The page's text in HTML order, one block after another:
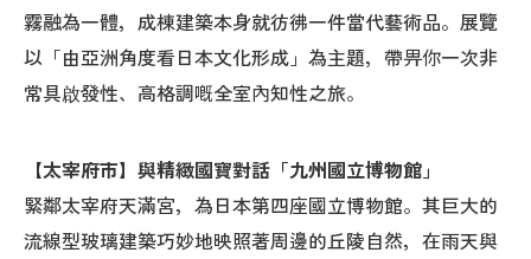
霧融為一體，成棟建築本身就彷彿一件當代藝術品。展覽
以「由亞洲角度看日本文化形成」為主題，帶畀你一次非
常具啟發性、高格調嘅全室內知性之旅。
【太宰府市】與精緻國寶對話「九州國立博物館」
緊鄰太宰府天滿宮，為日本第四座國立博物館。其巨大的
流線型玻璃建築巧妙地映照著周邊的丘陵自然，在雨天與